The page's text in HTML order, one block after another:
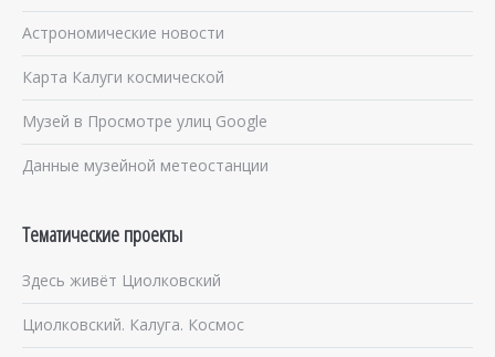
Астрономические новости
Карта Калуги космической
Музей в Просмотре улиц Google
Данные музейной метеостанции
Тематические проекты
Здесь живёт Циолковский
Циолковский. Калуга. Космос